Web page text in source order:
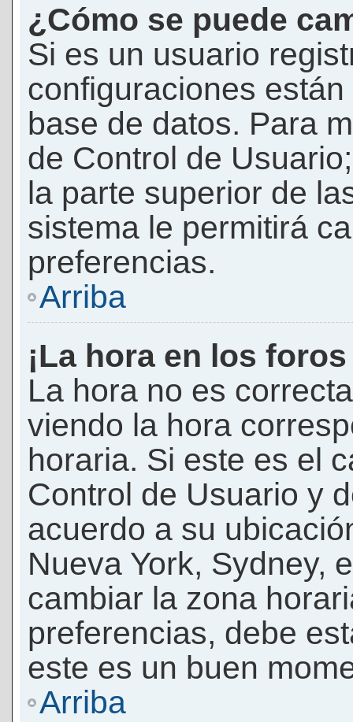
¿Cómo se puede
Si es un usuario
configuraciones
base de datos. Para
de Control de
la parte superior de
sistema le permitirá
preferencias.
Arriba
¡La hora en los
La hora no es
viendo la hora
horaria. Si este es el
Control de Usuario y
acuerdo a su
Nueva York, Sydney,
cambiar la zona
preferencias, debe
este es un buen
Arriba